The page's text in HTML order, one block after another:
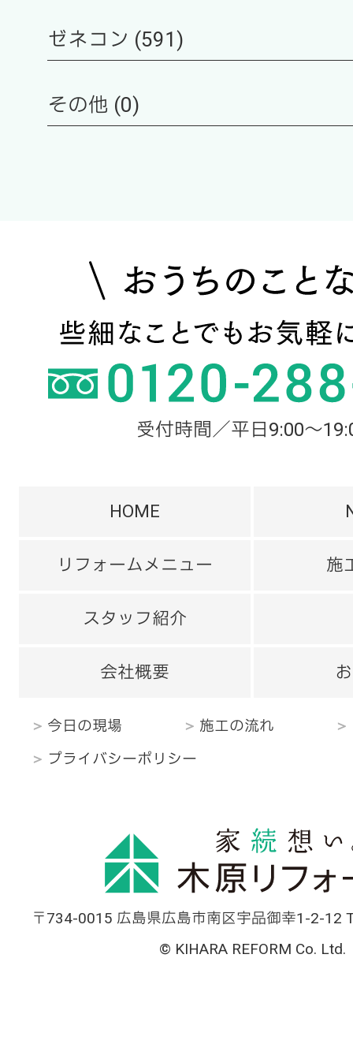
ゼネコン (591)
その他 (0)
受付時間／平日9:00～
HOME
リフォームメニュー 施
スタッフ紹介
会社概要
今日の現場 施工の流れ
プライバシーポリシー
〒734-0015 広島県広島市南区宇品御幸1-2-12
© KIHARA REFORM Co. Ltd.